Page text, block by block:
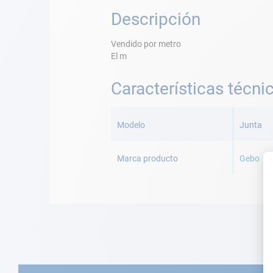
Descripción
Vendido por metro
El m
Características
Información
Modelo Junta
Marca producto Gebo